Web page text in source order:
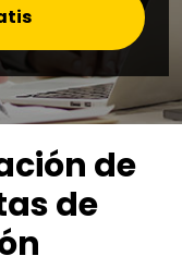
de
de